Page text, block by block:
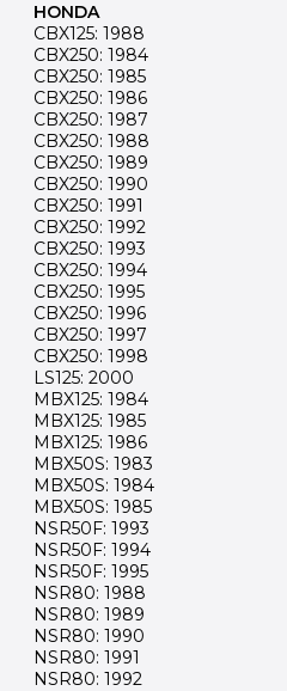
HONDA
CBX125: 1988
CBX250: 1984
CBX250: 1985
CBX250: 1986
CBX250: 1987
CBX250: 1988
CBX250: 1989
CBX250: 1990
CBX250: 1991
CBX250: 1992
CBX250: 1993
CBX250: 1994
CBX250: 1995
CBX250: 1996
CBX250: 1997
CBX250: 1998
LS125: 2000
MBX125: 1984
MBX125: 1985
MBX125: 1986
MBX50S: 1983
MBX50S: 1984
MBX50S: 1985
NSR50F: 1993
NSR50F: 1994
NSR50F: 1995
NSR80: 1988
NSR80: 1989
NSR80: 1990
NSR80: 1991
NSR80: 1992